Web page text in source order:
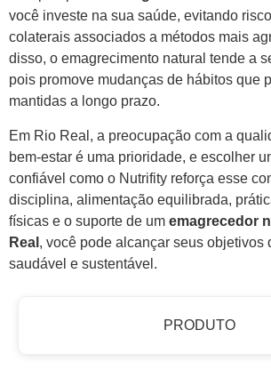
você investe na sua saúde, evitando
colaterais associados a métodos mais
disso, o emagrecimento natural tende a
pois promove mudanças de hábitos que
mantidas a longo prazo.
Em Rio Real, a preocupação com a
bem-estar é uma prioridade, e escolher
confiável como o Nutrifity reforça esse
disciplina, alimentação equilibrada,
físicas e o suporte de um emagrecedor
Real , você pode alcançar seus objetivos
saudável e sustentável.
PRODUTO